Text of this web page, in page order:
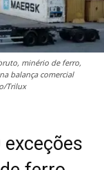
minério de ferro,
balança comercial
Trilux